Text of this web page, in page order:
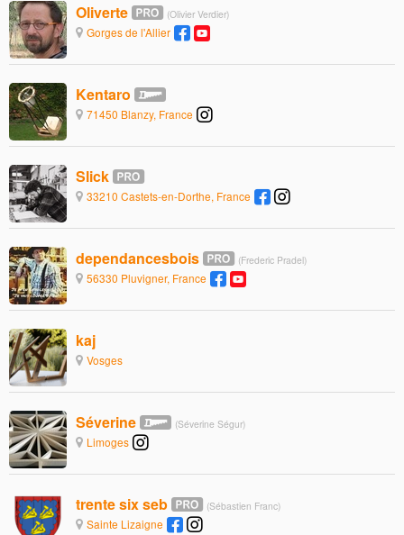
Oliverte (Olivier Verdier)
Gorges de l'Allier
Kentaro
71450 Blanzy, France
Slick
33210 Castets-en-Dorthe, France
dependancesbois (Frederic Pradel)
56330 Pluvigner, France
kaj
Vosges
Séverine (Séverine Ségur)
Limoges
trente six seb (Sébastien Franc)
Sainte Lizaigne